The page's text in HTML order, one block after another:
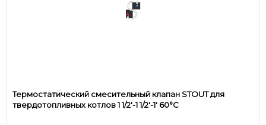
Термостатический смесительный клапан STOUT для
твердотопливных котлов 1 1/2'-1 1/2'-1' 60°C